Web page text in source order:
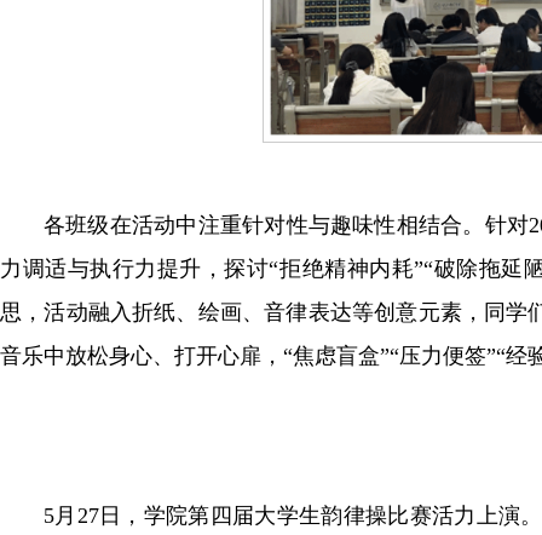
各班级在活动中注重针对性与趣味性相结合。针对
力调适与执行力提升，探讨“拒绝精神内耗”“破除拖
思，活动融入折纸、绘画、音律表达等创意元素，同
音乐中放松身心、打开心扉，“焦虑盲盒”“压力便签”“
5月27日，学院第四届大学生韵律操比赛活力上演